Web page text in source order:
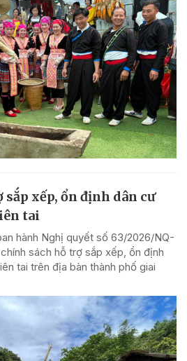
sắp xếp, ổn định dân cư
tai
hành Nghị quyết số 63/2026/NQ-
sách hỗ trợ sắp xếp, ổn định
tai trên địa bàn thành phố giai